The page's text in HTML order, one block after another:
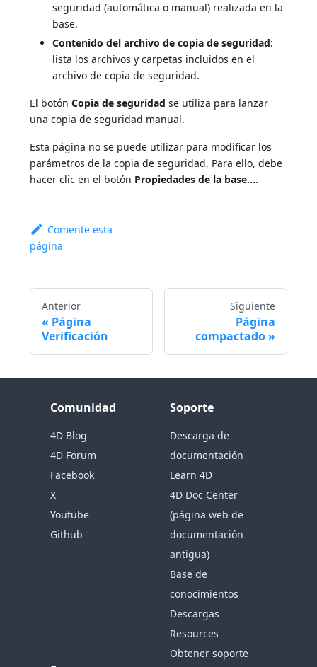
seguridad (automática o manual) realizada en la
base.
Contenido del archivo de copia de seguridad:
lista los archivos y carpetas incluidos en el
archivo de copia de seguridad.
El botónCopia de seguridad se utiliza para lanzar
una copia de seguridad manual.
Esta página no se puede utilizar para modificar los
parámetros de la copia de seguridad. Para ello, debe
hacer clic en el botón Propiedades de la base....
Comente esta
página
Anterior
Página
Verificación
Siguiente
Página
compactado
Comunidad
4D Blog
4D Forum
Facebook
X
Youtube
Github
Soporte
Descarga de
documentación
Learn 4D
4D Doc Center
(página web de
documentación
antigua)
Base de
conocimientos
Descargas
Resources
Obtener soporte